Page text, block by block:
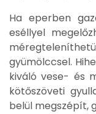
Ha eperben
eséllyel
gyümölccsel.
kiváló vese- és
kötőszöveti
belül megszépít,